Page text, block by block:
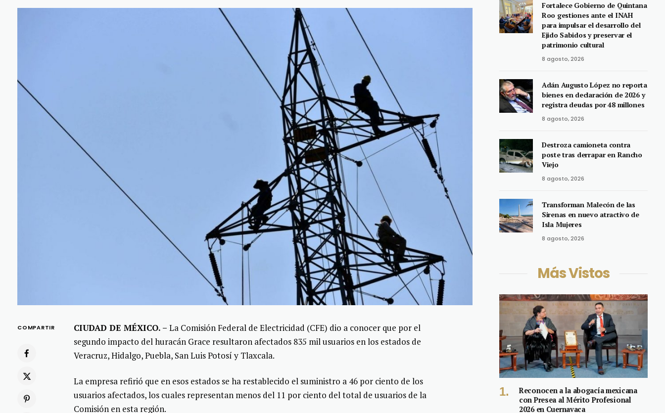
COMPARTIR CIUDAD DE MÉXICO. – La Comisión Federal de Electricidad (CFE) dio a conocer que por el
segundo impacto del huracán Grace resultaron afectados 835 mil usuarios en los estados de
Veracruz, Hidalgo, Puebla, San Luis Potosí y Tlaxcala.
La empresa refirió que en esos estados se ha restablecido el suministro a 46 por ciento de los
usuarios afectados, los cuales representan menos del 11 por ciento del total de usuarios de la
Comisión en esta región.
Fortalece Gobierno de Quintana
Roo gestiones ante el INAH
para impulsar el desarrollo del
Ejido Sabidos y preservar el
patrimonio cultural
8 agosto, 2026
Adán Augusto López no reporta
bienes en declaración de 2026 y
registra deudas por 48 millones
8 agosto, 2026
Destroza camioneta contra
poste tras derrapar en Rancho
Viejo
8 agosto, 2026
Transforman Malecón de las
Sirenas en nuevo atractivo de
Isla Mujeres
8 agosto, 2026
Más Vistos
Reconocen a la abogacía mexicana
con Presea al Mérito Profesional
2026 en Cuernavaca